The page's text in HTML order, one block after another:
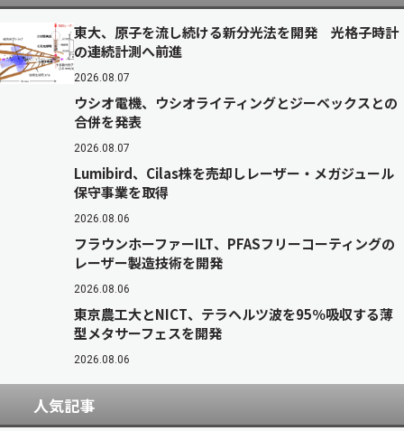
東大、原子を流し続ける新分光法を開発 光格子時計
の連続計測へ前進
2026.08.07
ウシオ電機、ウシオライティングとジーベックスとの
合併を発表
2026.08.07
Lumibird、Cilas株を売却しレーザー・メガジュール
保守事業を取得
2026.08.06
フラウンホーファーILT、PFASフリーコーティングの
レーザー製造技術を開発
2026.08.06
東京農工大とNICT、テラヘルツ波を95％吸収する薄
型メタサーフェスを開発
2026.08.06
人気記事